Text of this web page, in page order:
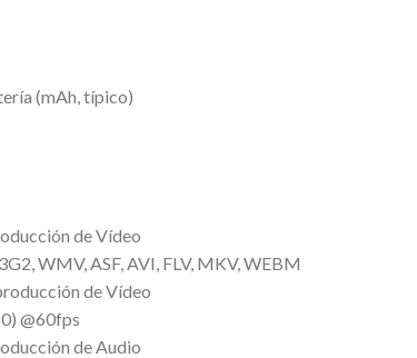
(mAh, típico)
de Vídeo
WMV, ASF, AVI, FLV, MKV, WEBM
de Vídeo
@60fps
de Audio